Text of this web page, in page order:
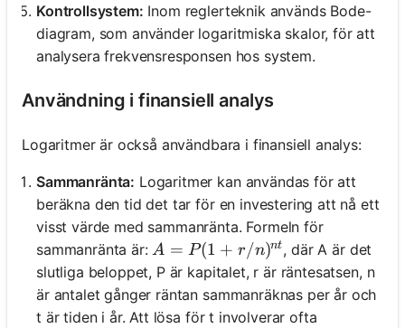
Kontrollsystem: Inom reglerteknik används Bode-
diagram, som använder logaritmiska skalor, för att
analysera frekvensresponsen hos system.
Användning i finansiell analys
Logaritmer är också användbara i finansiell analys:
Sammanränta: Logaritmer kan användas för att
beräkna den tid det tar för en investering att nå ett
visst värde med sammanränta. Formeln för
sammanränta är: A = P(1 + r/n)^{nt}
A = P(1 + r/n)nt, där A är det
slutliga beloppet, P är kapitalet, r är räntesatsen, n
är antalet gånger räntan sammanräknas per år och
t är tiden i år. Att lösa för t involverar ofta